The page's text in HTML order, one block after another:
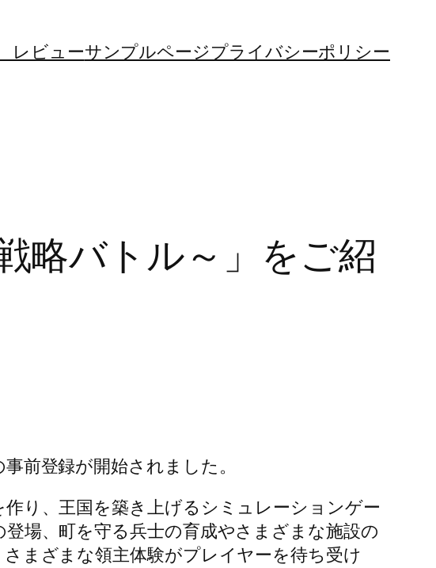
レビューサンプルページプライバシーポリシー
略バトル～」をご紹
前登録が開始されました。
り、王国を築き上げるシミュレーションゲー
場、町を守る兵士の育成やさまざまな施設の
まざまな領主体験がプレイヤーを待ち受け